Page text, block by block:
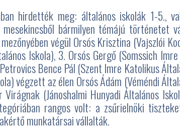
hirdették meg: általános iskolák 1-5.,
bármilyen témájú történetet
végül Orsós Krisztina (Vajszlói
Iskola), 3. Orsós Gergő (Somssich
Bence Pál (Szent Imre Katolikus
végzett az élen Orsós Ádám (Véméndi
(Jánoshalmi Hunyadi Általános
rangos volt: a zsűrielnöki
munkatársai vállalták.